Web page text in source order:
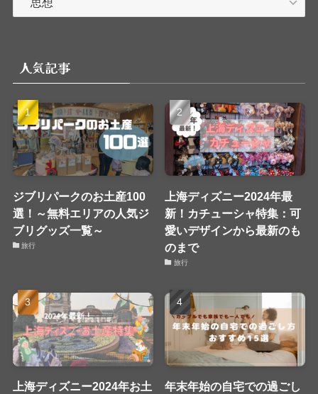
ー人気記事
ジブリパークのお土産100
選！～無料エリアの人気ジ
ブリグッズ一覧～
旅行
上海ディズニー2024年最
新！カチューシャ特集：可
愛いデザインから最新のも
のまで
旅行
上海ディズニー2024年お土
年末年始の自宅での過ごし